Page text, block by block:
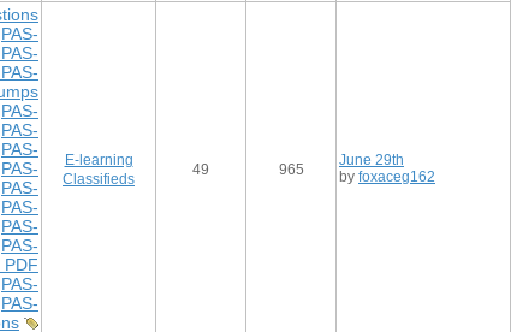
PAS-
PAS-
PAS-
PAS-
PAS-
PAS-
PAS-
PAS-
PAS-
PAS-
PAS-
E-learning
Classifieds
49 965
June 29th
by foxaceg162